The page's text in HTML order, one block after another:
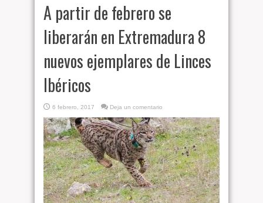
A partir de febrero se
liberarán en Extremadura 8
nuevos ejemplares de Linces
Ibéricos
6 febrero, 2017 Deja un comentario